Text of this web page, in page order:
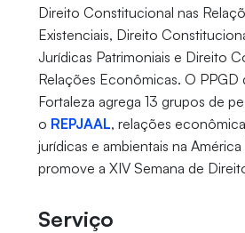
Direito Constitucional nas
Existenciais, Direito
Jurídicas Patrimoniais e Direito
Relações Econômicas. O PPGD
Fortaleza agrega 13 grupos de
o REPJAAL, relações
jurídicas e ambientais na
promove a XIV Semana de
Serviço